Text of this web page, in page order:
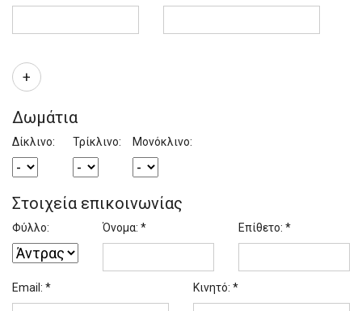
+
Δωμάτια
Δίκλινο: Τρίκλινο: Μονόκλινο:
Στοιχεία επικοινωνίας
Φύλλο: Όνομα: * Επίθετο: *
Email: * Κινητό: *